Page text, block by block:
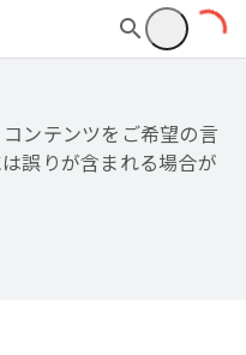
ンテンツをご希望の言
誤りが含まれる場合が